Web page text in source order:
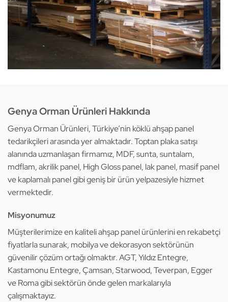
Genya Orman Ürünleri Hakkında
Genya Orman Ürünleri, Türkiye’nin köklü ahşap panel
tedarikçileri arasında yer almaktadır. Toptan plaka satışı
alanında uzmanlaşan firmamız, MDF, sunta, suntalam,
mdflam, akrilik panel, High Gloss panel, lak panel, masif panel
ve kaplamalı panel gibi geniş bir ürün yelpazesiyle hizmet
vermektedir.
Misyonumuz
Müşterilerimize en kaliteli ahşap panel ürünlerini en rekabetçi
fiyatlarla sunarak, mobilya ve dekorasyon sektörünün
güvenilir çözüm ortağı olmaktır. AGT, Yıldız Entegre,
Kastamonu Entegre, Çamsan, Starwood, Teverpan, Egger
ve Roma gibi sektörün önde gelen markalarıyla
çalışmaktayız.